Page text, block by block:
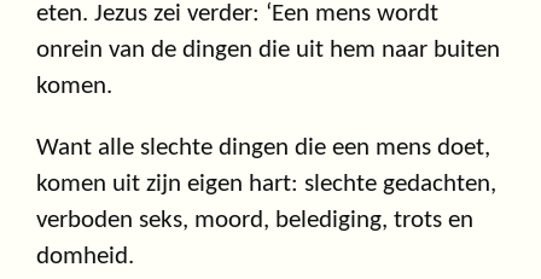
eten. Jezus zei verder: ‘Een mens wordt
onrein van de dingen die uit hem naar buiten
komen.
Want alle slechte dingen die een mens doet,
komen uit zijn eigen hart: slechte gedachten,
verboden seks, moord, belediging, trots en
domheid.